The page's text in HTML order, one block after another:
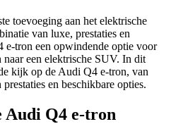
toevoeging aan het elektrische
van luxe, prestaties en
tron een opwindende optie voor
een elektrische SUV. In dit
kijk op de Audi Q4 e-tron, van
en beschikbare opties.
Audi Q4 e-tron